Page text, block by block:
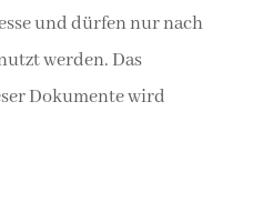
und dürfen nur nach
werden. Das
Dokumente wird